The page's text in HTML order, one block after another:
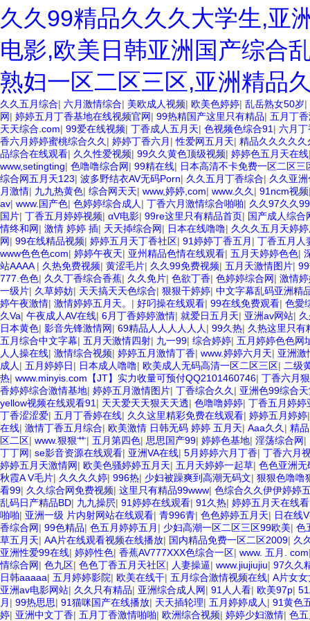
久久99精品久久久大学生,亚
电影,欧美日韩亚洲国产综合
熟妇一区二区三区,亚洲精品
久久五月综合| 六月激情综合| 美欧成人视频| 欧美色婷婷| 乱岳熟女50岁|
网| 婷婷五月丁香基地在线视频官网| 99热精国产这里只有精品| 五月丁
天天综合.com| 99爱在线视频| 丁香成人五月天| 色视频色综合91 | 六月丁
香六月婷婷蜜桃综合久久 | 婷婷丁香六月 |性爱网五月天| 精品久久久久久
品综合在线观看| 久久性爱视频| 99久久黄色顶级视频| 婷婷色五月天在线
www,setingting| 色噜噜综合网| 99精在线| 日本高清不卡免费一区二区三
综合网五月天123| 波多野结衣AV无码Porn| 久久五月丁香综合| 久久亚
月激情| 九九热黄色| 综合网天天| www,婷婷,com| www.久久 | 91ncm视频
av| www.国产色| 色婷婷综合成人 | 丁香六月激情综合啪啪| 久久97久久
国片| 丁香五月婷婷视频| αV电影| 99re这里只有精品首页| 国产成人综合
情终和网| 激情 婷婷 插| 天天揷综合网| 日本在线噜噜| 久久久五月天婷
网| 99在线精品视频| 婷婷五月天丁香社区| 91婷婷丁香五月 | 丁香五月人
www色色色com| 婷婷午夜天| 亚州精品色情在线观看| 五月天婷婷色色|
站AAAA | 久热免费视频| 黄涩毛片| 久久99免费视频| 五月天激情图片|
777.色色| 久久丁香综合香蕉| 久久免片| 色欲丁香| 色婷婷综合网| 激情
一级片| 久草婷妨| 天天搞天天色综合| 狠狠干婷婷| 中文字幕乱码亚洲精
婷午夜激情| 激情婷婷五月天。 | 好叼操在线观看| 99在线免费观看| 色愛
久Va| 午夜成人AV在线| 6月丁香婷婷激情| 就爱日五月天| 亚洲av网站|
日本黄色| 影音先锋激情网| 69精品人人人人人人 | 99久热| 久热这里只有
五月综合中文字幕| 五月天激情四射| 九一99| 综合婷婷| 五月婷婷色色网
人人操在线| 激情综合视频| 婷婷五月激情丁香| www.婷婷六月天| 亚洲激
成人 | 五月婷婷日| 日本成人噜噜| 欧美成人无码高清一区二区三区| 二级
热| www.minyis.com【JT】实力收量可预付QQ2101460746| 丁香六月
香婷婷综合激情基地| 婷婷五月激情图片| 丁香综合久久 | 亚洲色99综合
yellow视频在线观看91 | 天天爱天天狠天天透| 色噜噜婷婷| 丁香五月婷婷
丁香涩涩爱| 五月丁香婷在线| 久久这里精彩免费在线观看| 婷婷五月婷婷
在线| 激情丁香五月综合| 欧美激情 日韩无码 婷婷 五月天| Aaa久久 | 精
区二区| www.狠狠艹| 五月第四色| 思思国产99| 婷婷色基地| 淫荡综合网|
丁丁网| se影音资源在线观看| 亚洲VA在线| 5月婷婷六月丁香| 丁香六月
婷婷五月天激情网| 欧美色骚婷婷五月天| 五月天婷婷一起草| 色色亚洲无
秋霞A V毛片| 久久久久婷| 996热| 少妇被躁爽到高潮无码文| 狠狠色噜噜
看99| 久久综合网免费视频| 这里只有精品99www| 色综合久久伊伊婷婷
乱码日产精品BD| 九九操屄| 91婷婷在线观看| 91久热| 婷婷五月天在线看
啪啪| 亚洲一级 片内射网站在线观看| 青996青| 色色婷婷五月天| 日在线
香综合网| 99色精品| 色五月婷婷五月 | 少妇高潮一区二区三区99欧美| 色
草五月天| AA片在线观看视频在线播放| 国内精品免费一区二区2009| 久
亚洲性爱99在线| 婷婷性色| 香蕉AV777XXX色综合一区| www. 五月. com
情综合网| 色九区| 色色丁香五月天社区| 人妻操逼| www.jiujiujiu| 97久久
日韩aaaaa| 五月婷婷影院| 欧美在线干| 五月综合激情视频在线| A片女
亚洲av电影网站| 久久只有精品| 亚洲综合成人网| 91人人看| 欧美97p|
月 | 99热思思| 91猫咪国产在线播放| 天天插轮理| 五月婷婷成人 | 91黄色
婷| 亚洲中文丁香| 五月丁香激情啪啪| 欧洲综合视频| 婷婷少妇激情| 色